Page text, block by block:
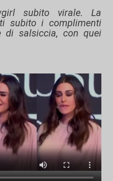
subito virale. La
subito i complimenti
salsiccia, con quei